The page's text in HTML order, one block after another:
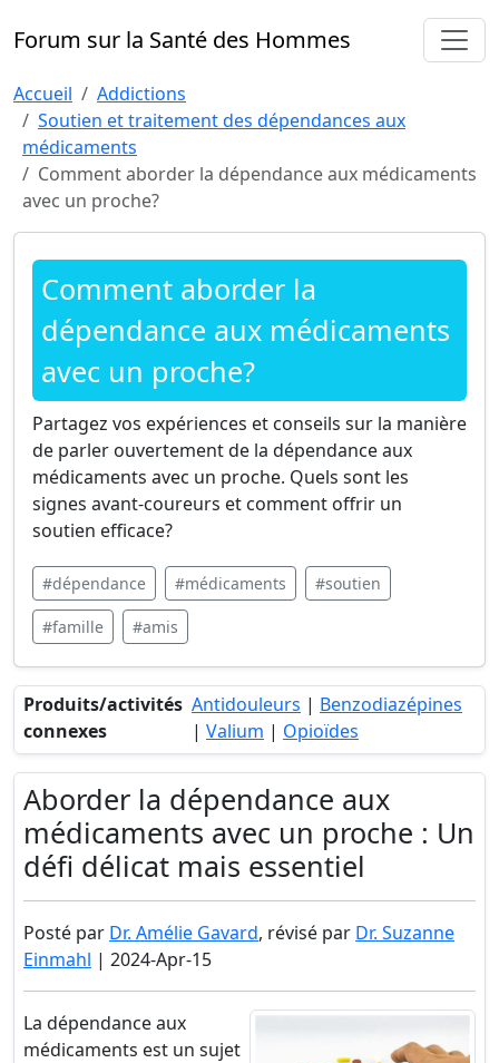
Forum sur la Santé des Hommes
Accueil
Addictions
Soutien et traitement des dépendances aux
médicaments
Comment aborder la dépendance aux médicaments
avec un proche?
Comment aborder la
dépendance aux médicaments
avec un proche?
Partagez vos expériences et conseils sur la manière
de parler ouvertement de la dépendance aux
médicaments avec un proche. Quels sont les
signes avant-coureurs et comment offrir un
soutien efficace?
#dépendance #médicaments #soutien
#famille #amis
Produits/activités
connexes
Antidouleurs | Benzodiazépines
| Valium | Opioïdes
Aborder la dépendance aux
médicaments avec un proche : Un
défi délicat mais essentiel
Posté par Dr. Amélie Gavard, révisé par Dr. Suzanne
Einmahl | 2024-Apr-15
La dépendance aux
médicaments est un sujet